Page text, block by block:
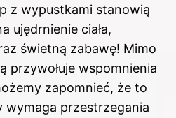
z wypustkami stanowią
ujędrnienie ciała,
świetną zabawę! Mimo
przywołuje wspomnienia
zapomnieć, że to
przestrzegania